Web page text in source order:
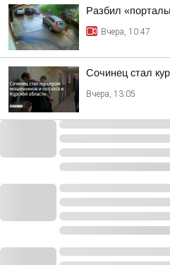
Разбил
Вчера, 10:47
Сочинец стал
Вчера, 13:05